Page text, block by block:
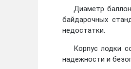
Диаметр
байдарочных
недостатки.
Корпус лодки
надежности и